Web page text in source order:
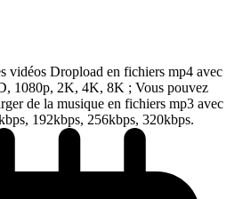
vidéos Dropload en fichiers mp4 avec
1080p, 2K, 4K, 8K ; Vous pouvez
de la musique en fichiers mp3 avec
192kbps, 256kbps, 320kbps.